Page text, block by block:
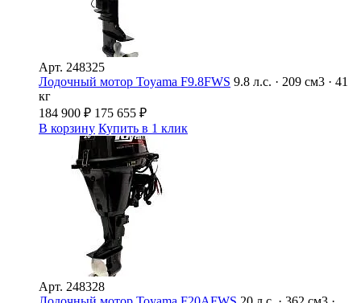
Арт. 248325
Лодочный мотор Toyama F9.8FWS 9.8 л.с. · 209 см3 · 41
кг
184 900 ₽ 175 655 ₽
В корзину Купить в 1 клик
Арт. 248328